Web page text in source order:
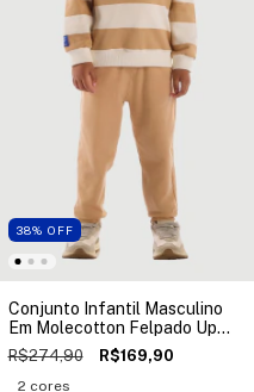
38% OFF
Conjunto Infantil Masculino
Em Molecotton Felpado Up
Baby
R$274,90 R$169,90
2 cores